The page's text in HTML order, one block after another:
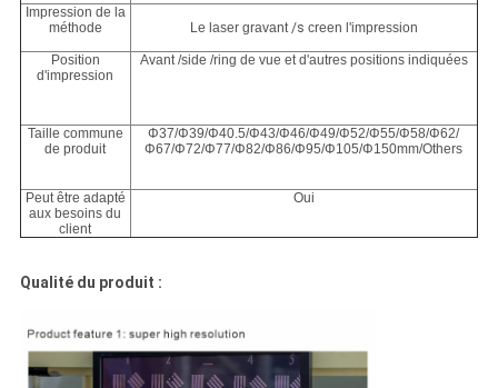
Impression de la
méthode
Le laser gravant/s creen l'impression
Position
d'impression
Avant /side /ring de vue et d'autres positions indiquées
Taille commune
de produit
Φ37/Φ39/Φ40.5/Φ43/Φ46/Φ49/Φ52/Φ55/Φ58/Φ62/
Φ67/Φ72/Φ77/Φ82/Φ86/Φ95/Φ105/Φ150mm/Others
Peut être adapté
aux besoins du
client
Oui
Qualité du produit :